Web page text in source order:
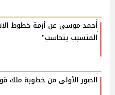
أحمد موسى عن أزمة خطوط
المتسبب يتحاسب"
الصور الأولى من خطوبة ملك